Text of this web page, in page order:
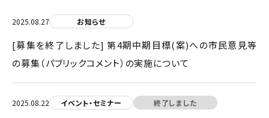
2025.08.27 お知らせ
[募集を終了しました] 第4期中期目標(案)への市民意見等
の募集（パブリックコメント）の実施について
2025.08.22 イベント・セミナー 終了しました